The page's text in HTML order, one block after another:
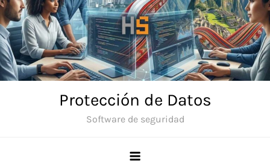
Skip
to
content
Protección de Datos
Software de seguridad